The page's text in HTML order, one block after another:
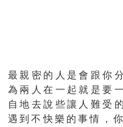
最親密的人是會跟你
為 兩人在一起就是要
自地去說些讓人難受
遇到不快樂的事情，